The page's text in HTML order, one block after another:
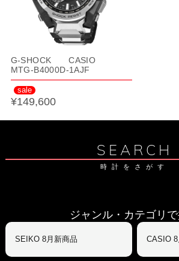
G-SHOCK CASIO
MTG-B4000D-1AJF
sale
¥149,600
SEARCH
時計をさがす
ジャンル・カテゴリ
SEIKO 8月新商品 CASIO